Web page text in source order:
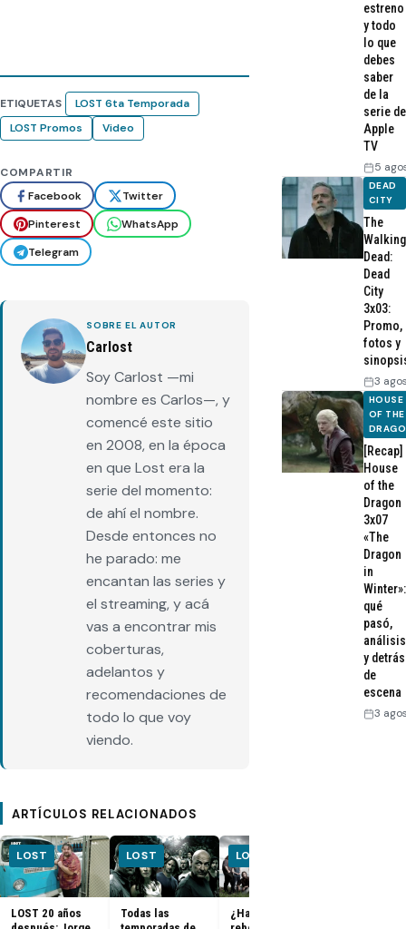
ETIQUETAS
LOST 6ta Temporada
LOST Promos
Video
COMPARTIR
Facebook
Twitter
Pinterest
WhatsApp
Telegram
SOBRE EL AUTOR
Carlost
Soy Carlost —mi
nombre es Carlos—, y
comencé este sitio
en 2008, en la época
en que Lost era la
serie del momento:
de ahí el nombre.
Desde entonces no
he parado: me
encantan las series y
el streaming, y acá
vas a encontrar mis
coberturas,
adelantos y
recomendaciones de
todo lo que voy
viendo.
ARTÍCULOS RELACIONADOS
LOST
LOST 20 años
LOST
Todas las
LOST
¿Habrá un
estreno
y todo
lo que
debes
saber
de la
serie de
Apple
TV
5
DEAD
CITY
The
Walking
Dead:
Dead
City
3x03:
Promo,
fotos y
3
HOUSE
OF THE
[Recap]
House
of the
Dragon
3x07
«The
Dragon
in
Winter»:
qué
pasó,
análisis
y detrás
de
escena
3